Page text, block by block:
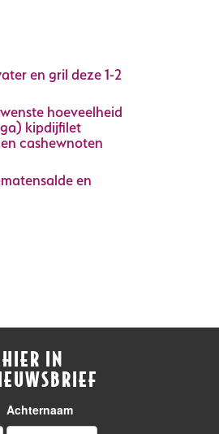
en gril deze 1-2
hoeveelheid
kipdijfilet
cashewnoten
en
IN
Achternaam